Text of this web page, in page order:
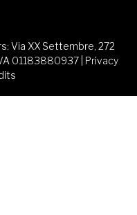
Via XX Settembre, 272
01183880937 | Privacy